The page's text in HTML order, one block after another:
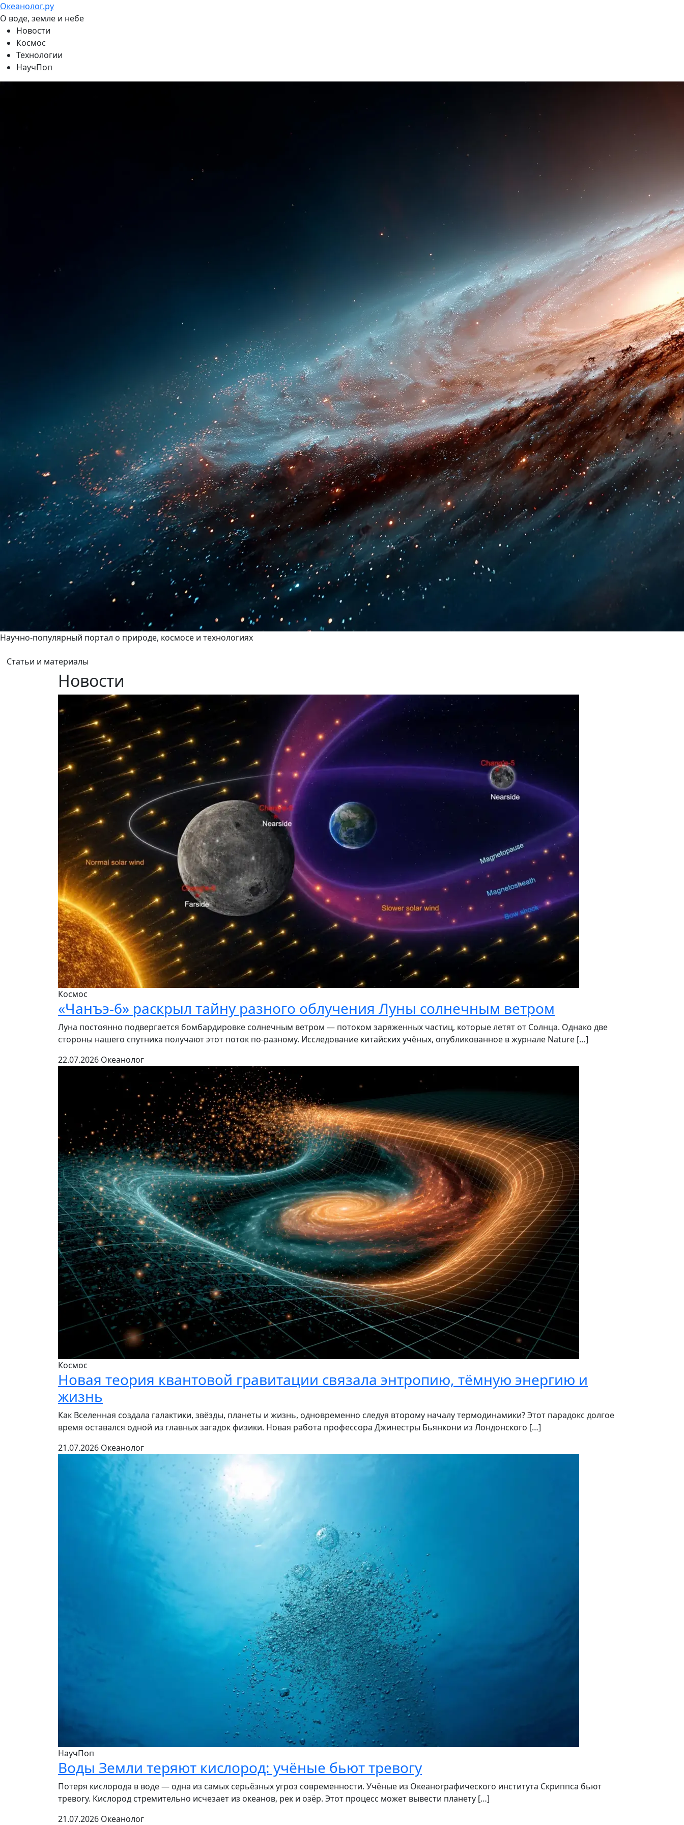
Океанолог.ру
О воде, земле и небе
Новости
Космос
Технологии
НаучПоп
Научно-популярный портал о природе, космосе и технологиях
Статьи и материалы
Новости
Космос
«Чанъэ-6» раскрыл тайну разного облучения Луны солнечным ветром
Луна постоянно подвергается бомбардировке солнечным ветром — потоком заряженных частиц, которые летят от Солнца. Однако две
стороны нашего спутника получают этот поток по-разному. Исследование китайских учёных, опубликованное в журнале Nature […]
22.07.2026 Океанолог
Космос
Новая теория квантовой гравитации связала энтропию, тёмную энергию и
жизнь
Как Вселенная создала галактики, звёзды, планеты и жизнь, одновременно следуя второму началу термодинамики? Этот парадокс долгое
время оставался одной из главных загадок физики. Новая работа профессора Джинестры Бьянкони из Лондонского […]
21.07.2026 Океанолог
НаучПоп
Воды Земли теряют кислород: учёные бьют тревогу
Потеря кислорода в воде — одна из самых серьёзных угроз современности. Учёные из Океанографического института Скриппса бьют
тревогу. Кислород стремительно исчезает из океанов, рек и озёр. Этот процесс может вывести планету […]
21.07.2026 Океанолог